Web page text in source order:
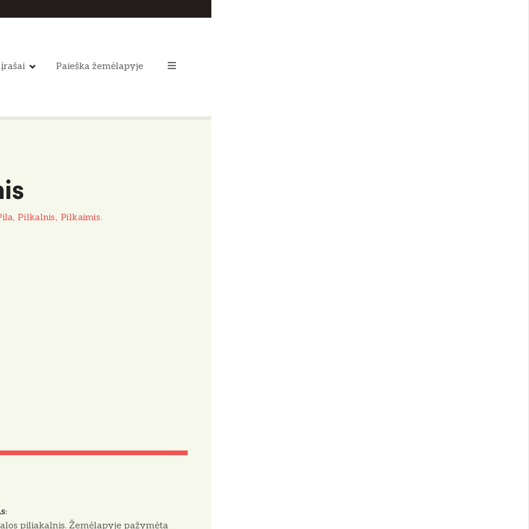
Paieška žemėlapyje
Pilkalnis, Pilkaimis.
piliakalnis. Žemėlapyje pažymėta